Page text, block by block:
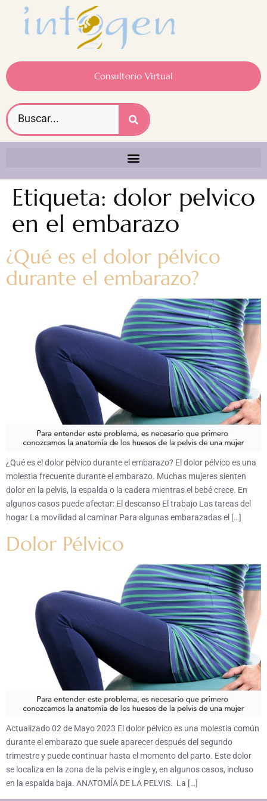
Consultorio Virtual
Etiqueta: dolor pelvico
en el embarazo
¿Qué es el dolor pélvico
durante el embarazo?
¿Qué es el dolor pélvico durante el embarazo? El dolor pélvico es una
molestia frecuente durante el embarazo. Muchas mujeres sienten
dolor en la pelvis, la espalda o la cadera mientras el bebé crece. En
algunos casos puede afectar: El descanso El trabajo Las tareas del
hogar La movilidad al caminar Para algunas embarazadas el […]
Dolor Pélvico
Actualizado 02 de Mayo 2023 El dolor pélvico es una molestia común
durante el embarazo que suele aparecer después del segundo
trimestre y puede continuar hasta el momento del parto. Este dolor
se localiza en la zona de la pelvis e ingle y, en algunos casos, incluso
en la espalda baja. ANATOMÍA DE LA PELVIS. La […]